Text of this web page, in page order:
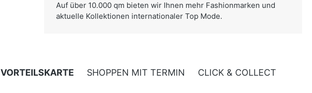
Auf über 10.000 qm bieten wir Ihnen mehr Fashionmarken und
aktuelle Kollektionen internationaler Top Mode.
VORTEILSKARTE SHOPPEN MIT TERMIN CLICK & COLLECT